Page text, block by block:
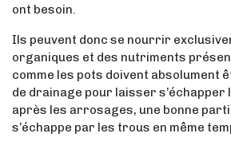
ont besoin.
Ils peuvent donc se nourrir
organiques et des nutriments
comme les pots doivent absolument
de drainage pour laisser s’échapper
après les arrosages, une bonne
s’échappe par les trous en même